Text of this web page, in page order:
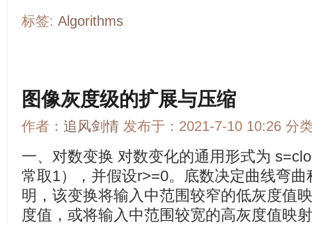
标签: Algorithms
图像灰度级的扩展与压缩
作者： 追风剑情 发布于：2021-7-10 10:26 分
一、对数变换 对数变化的通用形式为
常取1），并假设r>=0。底数决定曲线弯
明，该变换将输入中范围较窄的低灰度值
度值，或将输入中范围较宽的高灰度值映